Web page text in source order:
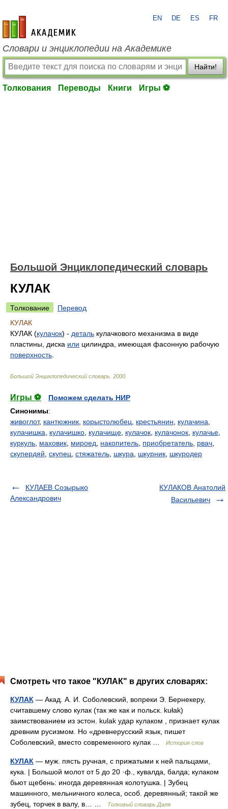
academic.ru
EN DE ES FR
Словари и энциклопедии на Академике
Найти!
Толкования Переводы Книги Игры ⚽
Большой Энциклопедический словарь
КУЛАК
Толкование
Перевод
КУЛАК
КУЛАК (кулачок) - деталь кулачкового механизма в виде
пластины, диска или цилиндра, имеющая фасонную рабочую
поверхность
Большой Энциклопедический словарь 2000
Игры ⚽
Поможем сделать НИР
Синонимы:
живоглот, кантюжник корыстолюбец крестьянин кулачина
кулачишка
кулачишко кулачище кулачок кулачонок кулачье
куркуль маховик мироед накопитель приобретатель рвач
скупердяй скупец стяжатель шкура шкурник шкуродер
КУЛАЕВ Созырыко
Александрович
КУЛАКОВ Анатолий
Васильевич
Смотреть что такое "КУЛАК" в других словарях:
КУЛАК — Акад. А. И. Соболевский, вопреки Э. Бернекеру,
считавшему слово кулак (так же как и польск. kułak)
заимствованием из эстон. kulak удар кулаком , признает кулак
древним русизмом. Но «древнерусский язык, пишет
Соболевский, вместо современного кулак …
История слов
КУЛАК — муж. пясть ручная, с прижатыми к ней пальцами,
кука. | Большой молот от 5 до 20 ·ф., кувалда, балда; кулаком
бьют щебень: иногда деревянная колотушка. | Зубец
машинного, мельничного колеса, особ. деревянный; такой же
зубец, торчек в валу, в… …
Толковый словарь Даля